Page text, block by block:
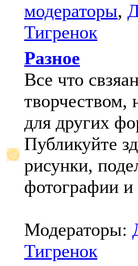
модераторы,
Тигренок
Разное
Все что
творчеством,
для других
Публикуйте
рисунки,
фотографии и
Модераторы:
Тигренок